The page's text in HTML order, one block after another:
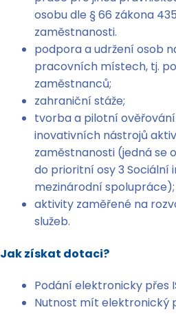
osobu dle § 66 zákona
zaměstnanosti.
podpora a udržení osob
pracovních místech, tj.
zaměstnanců;
zahraniční stáže;
tvorba a pilotní
inovativních nástrojů
zaměstnanosti (jedná se
do prioritní osy 3 Sociální
mezinárodní spolupráce);
aktivity zaměřené na
služeb.
Jak získat dotaci?
Podání elektronicky přes
Nutnost mít elektronický